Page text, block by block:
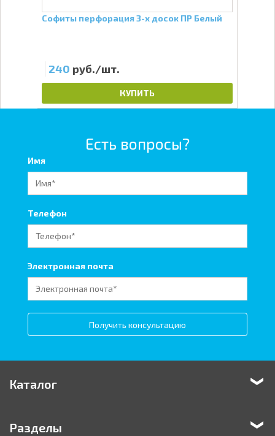
Софиты перфорация 3-х досок ПР Белый
240 руб./шт.
КУПИТЬ
Есть вопросы?
Имя
Телефон
Электронная почта
Получить консультацию
Каталог
Разделы